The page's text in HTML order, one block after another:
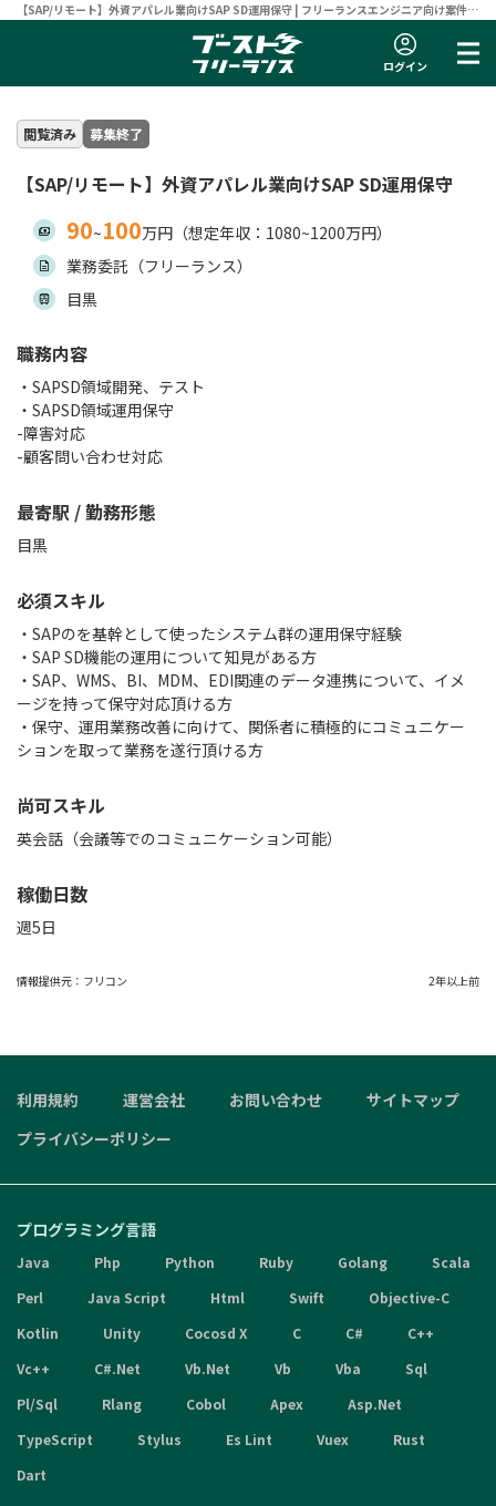
【SAP/リモート】外資アパレル業向けSAP SD運用保守 | フリーランスエンジニア向け案件サ
ログイン
閲覧済み 募集終了
【SAP/リモート】外資アパレル業向けSAP SD運用保守
90~100万円（想定年収：1080~1200万円）
業務委託（フリーランス）
目黒
職務内容
・SAPSD領域開発、テスト
・SAPSD領域運用保守
-障害対応
-顧客問い合わせ対応
最寄駅 / 勤務形態
目黒
必須スキル
・SAPのを基幹として使ったシステム群の運用保守経験
・SAP SD機能の運用について知見がある方
・SAP、WMS、BI、MDM、EDI関連のデータ連携について、イメ
ージを持って保守対応頂ける方
・保守、運用業務改善に向けて、関係者に積極的にコミュニケー
ションを取って業務を遂行頂ける方
尚可スキル
英会話（会議等でのコミュニケーション可能）
稼働日数
週5日
情報提供元： フリコン 2年以上前
利用規約 運営会社 お問い合わせ
サイトマップ
プライバシーポリシー
プログラミング言語
Java Php Python Ruby Golang
Scala
Perl
Java Script Html Swift
Objective-C
Kotlin
Unity Cocosd X C C#
C++
Vc++
C#.Net Vb.Net Vb Vba
Sql
Pl/Sql
Rlang Cobol Apex
Asp.Net
TypeScript
Stylus Es Lint Vuex
Rust
Dart